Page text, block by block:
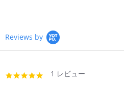
Reviews by
5.01 レビュー